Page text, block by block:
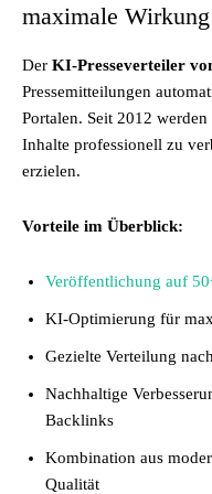
maximale Wirkung
Der KI-Presseverteiler
Pressemitteilungen
Portalen. Seit 2012
Inhalte professionell zu
erzielen.
Vorteile im Überblick:
Veröffentlichung auf
KI-Optimierung für
Gezielte Verteilung
Nachhaltige
Backlinks
Kombination aus
Qualität